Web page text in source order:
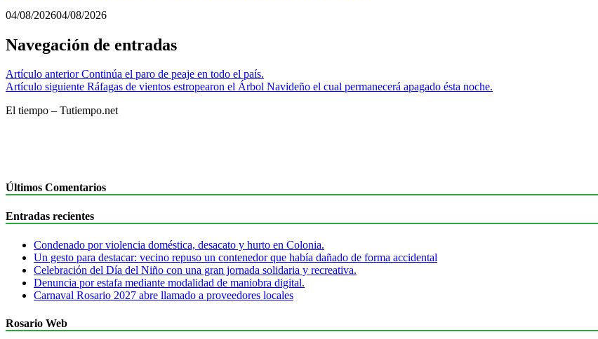
04/08/202604/08/2026
Navegación de entradas
Artículo anterior Continúa el paro de peaje en todo el país.
Artículo siguiente Ráfagas de vientos estropearon el Árbol Navideño el cual permanecerá apagado ésta noche.
El tiempo – Tutiempo.net
Últimos Comentarios
Entradas recientes
Condenado por violencia doméstica, desacato y hurto en Colonia.
Un gesto para destacar: vecino repuso un contenedor que había dañado de forma accidental
Celebración del Día del Niño con una gran jornada solidaria y recreativa.
Denuncia por estafa mediante modalidad de maniobra digital.
Carnaval Rosario 2027 abre llamado a proveedores locales
Rosario Web